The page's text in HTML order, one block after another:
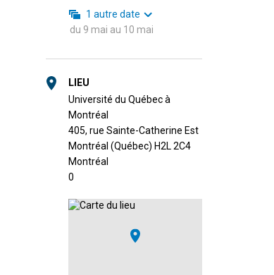
1 autre date
du 9 mai au 10 mai
LIEU
Université du Québec à
Montréal
405, rue Sainte-Catherine Est
Montréal (Québec) H2L 2C4
Montréal
0